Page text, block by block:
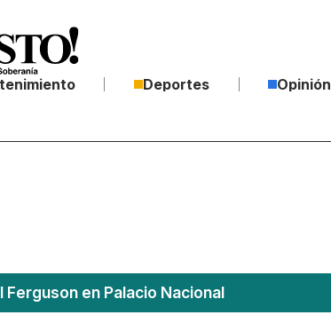
Deportes Opinión
en Palacio Nacional